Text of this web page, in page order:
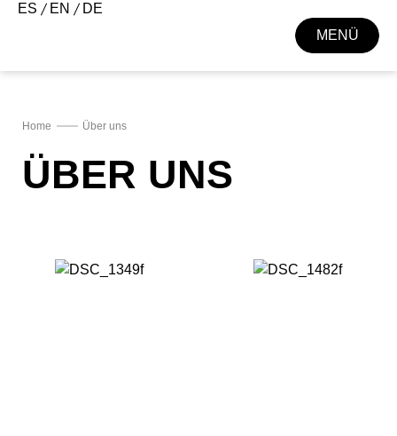
ES EN
DE
MENÜ
SCHLIEßEN
Home Über uns
ÜBER UNS